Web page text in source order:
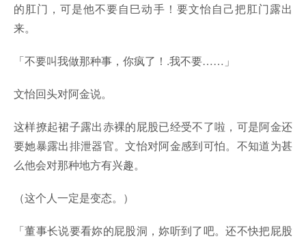
的肛门，可是他不要自巳动手！要文怡自己把肛门露出
来。
「不要叫我做那种事，你疯了！.我不要……」
文怡回头对阿金说。
这样撩起裙子露出赤裸的屁股已经受不了啦，可是阿金还
要她暴露出排泄器官。文怡对阿金感到可怕。不知道为甚
么他会对那种地方有兴趣。
（这个人一定是变态。）
「董事长说要看妳的屁股洞，妳听到了吧。还不快把屁股